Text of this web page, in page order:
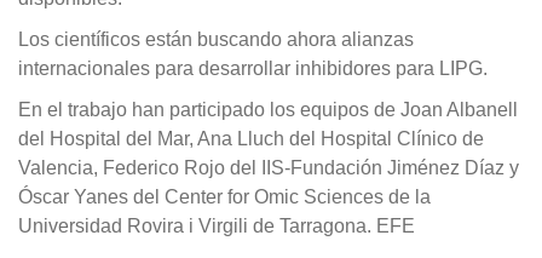
Los científicos están buscando ahora alianzas
internacionales para desarrollar inhibidores para LIPG.
En el trabajo han participado los equipos de Joan Albanell
del Hospital del Mar, Ana Lluch del Hospital Clínico de
Valencia, Federico Rojo del IIS-Fundación Jiménez Díaz y
Óscar Yanes del Center for Omic Sciences de la
Universidad Rovira i Virgili de Tarragona. EFE